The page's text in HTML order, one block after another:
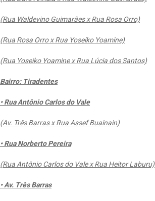
(Rua Waldevino Guimarães x Rua Rosa Orro)
(Rua Rosa Orro x Rua Yoseiko Yoamine)
(Rua Yoseiko Yoamine x Rua Lúcia dos Santos)
Bairro: Tiradentes
• Rua Antônio Carlos do Vale
(Av. Três Barras x Rua Assef Buainain)
• Rua Norberto Pereira
(Rua Antônio Carlos do Vale x Rua Heitor Laburu)
• Av. Três Barras